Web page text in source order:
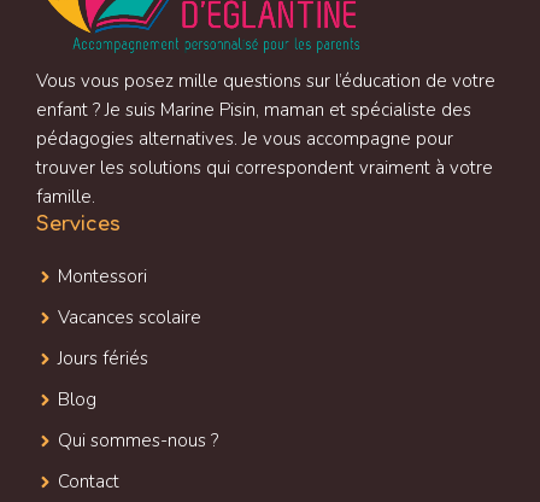
Vous vous posez mille questions sur l’éducation de votre
enfant ? Je suis Marine Pisin, maman et spécialiste des
pédagogies alternatives. Je vous accompagne pour
trouver les solutions qui correspondent vraiment à votre
famille.
Services
Montessori
Vacances scolaire
Jours fériés
Blog
Qui sommes-nous ?
Contact